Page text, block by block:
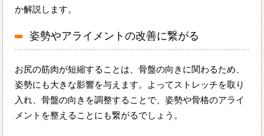
か解説します。
姿勢やアライメントの改善に繋がる
お尻の筋肉が短縮することは、骨盤の向きに関わるため、
姿勢にも大きな影響を与えます。よってストレッチを取り
入れ、骨盤の向きを調整することで、姿勢や骨格のアライ
メントを整えることにも繋がるでしょう。